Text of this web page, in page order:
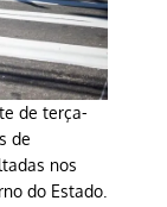
de terça-
de
nos
do Estado.